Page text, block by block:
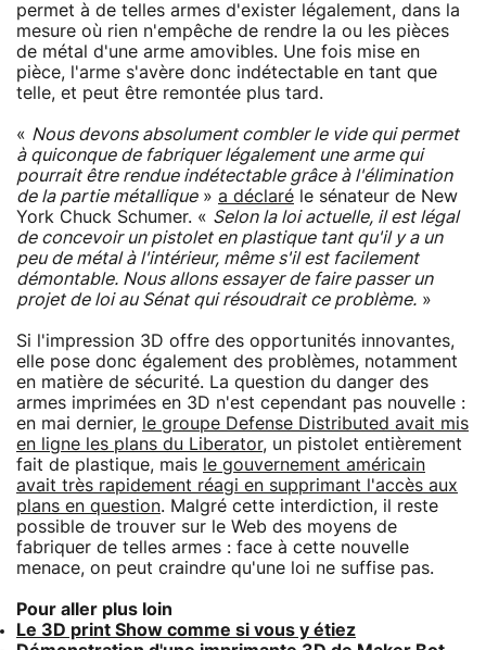
permet à de telles armes d'exister légalement, dans la
mesure où rien n'empêche de rendre la ou les pièces
de métal d'une arme amovibles. Une fois mise en
pièce, l'arme s'avère donc indétectable en tant que
telle, et peut être remontée plus tard.
« Nous devons absolument combler le vide qui permet
à quiconque de fabriquer légalement une arme qui
pourrait être rendue indétectable grâce à l'élimination
de la partie métallique» a déclaré le sénateur de New
York Chuck Schumer. « Selon la loi actuelle, il est légal
de concevoir un pistolet en plastique tant qu'il y a un
peu de métal à l'intérieur, même s'il est facilement
démontable. Nous allons essayer de faire passer un
projet de loi au Sénat qui résoudrait ce problème. »
Si l'impression 3D offre des opportunités innovantes,
elle pose donc également des problèmes, notamment
en matière de sécurité. La question du danger des
armes imprimées en 3D n'est cependant pas nouvelle :
en mai dernier, le groupe Defense Distributed avait mis
en ligne les plans du Liberator, un pistolet entièrement
fait de plastique, mais le gouvernement américain
avait très rapidement réagi en supprimant l'accès aux
plans en question. Malgré cette interdiction, il reste
possible de trouver sur le Web des moyens de
fabriquer de telles armes : face à cette nouvelle
menace, on peut craindre qu'une loi ne suffise pas.
Pour aller plus loin
Le 3D print Show comme si vous y étiez